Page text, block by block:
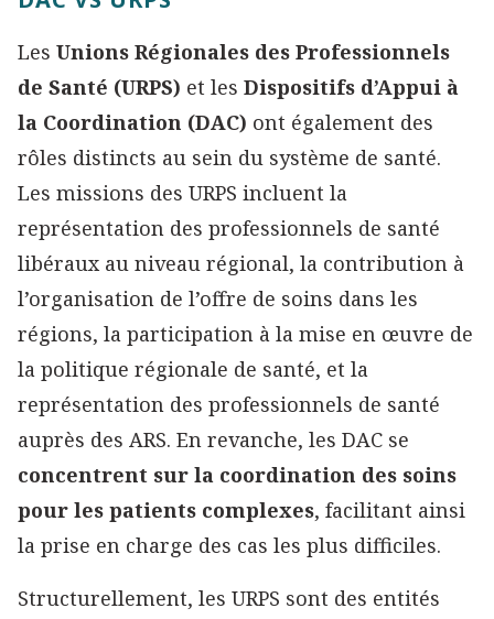
Les Unions Régionales des Professionnels
de Santé (URPS) et les Dispositifs d’Appui à
la Coordination (DAC) ont également des
rôles distincts au sein du système de santé.
Les missions des URPS incluent la
représentation des professionnels de santé
libéraux au niveau régional, la contribution à
l’organisation de l’offre de soins dans les
régions, la participation à la mise en œuvre de
la politique régionale de santé, et la
représentation des professionnels de santé
auprès des ARS. En revanche, les DAC se
concentrent sur la coordination des soins
pour les patients complexes, facilitant ainsi
la prise en charge des cas les plus difficiles.
Structurellement, les URPS sont des entités